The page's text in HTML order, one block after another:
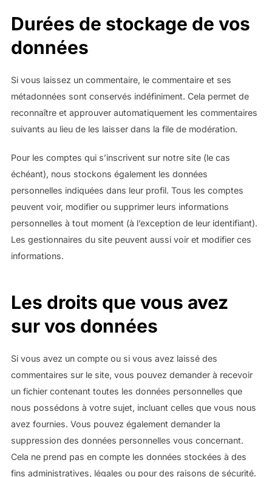
Durées de stockage de vos
données
Si vous laissez un commentaire, le commentaire et ses
métadonnées sont conservés indéfiniment. Cela permet de
reconnaître et approuver automatiquement les commentaires
suivants au lieu de les laisser dans la file de modération.
Pour les comptes qui s’inscrivent sur notre site (le cas
échéant), nous stockons également les données
personnelles indiquées dans leur profil. Tous les comptes
peuvent voir, modifier ou supprimer leurs informations
personnelles à tout moment (à l’exception de leur identifiant).
Les gestionnaires du site peuvent aussi voir et modifier ces
informations.
Les droits que vous avez
sur vos données
Si vous avez un compte ou si vous avez laissé des
commentaires sur le site, vous pouvez demander à recevoir
un fichier contenant toutes les données personnelles que
nous possédons à votre sujet, incluant celles que vous nous
avez fournies. Vous pouvez également demander la
suppression des données personnelles vous concernant.
Cela ne prend pas en compte les données stockées à des
fins administratives, légales ou pour des raisons de sécurité.